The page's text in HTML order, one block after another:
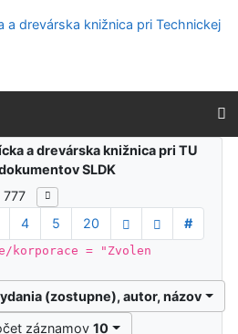
a drevárska knižnica pri TU
SLDK
777
4 5 20
#
korporace = "Zvolen
(zostupne), autor, názov
záznamov10